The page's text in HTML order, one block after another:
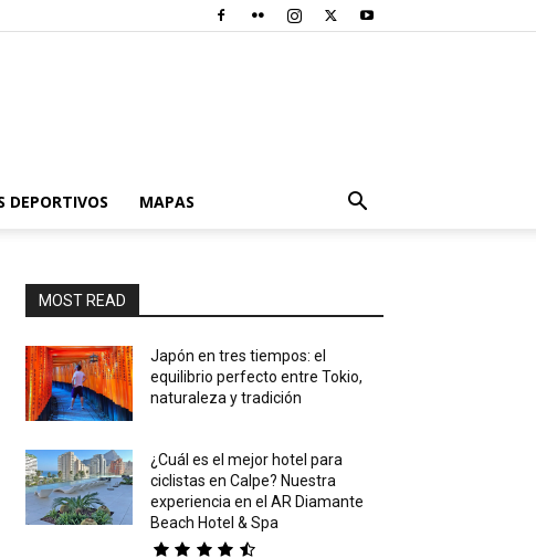
DEPORTIVOS MAPAS
MOST READ
Japón en tres tiempos: el
equilibrio perfecto entre Tokio,
naturaleza y tradición
¿Cuál es el mejor hotel para
ciclistas en Calpe? Nuestra
experiencia en el AR Diamante
Beach Hotel & Spa